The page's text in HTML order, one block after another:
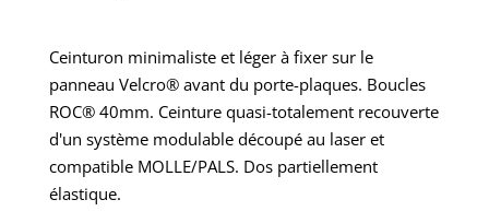
Ceinturon minimaliste et léger à fixer sur le
panneau Velcro® avant du porte-plaques. Boucles
ROC® 40mm. Ceinture quasi-totalement recouverte
d'un système modulable découpé au laser et
compatible MOLLE/PALS. Dos partiellement
élastique.